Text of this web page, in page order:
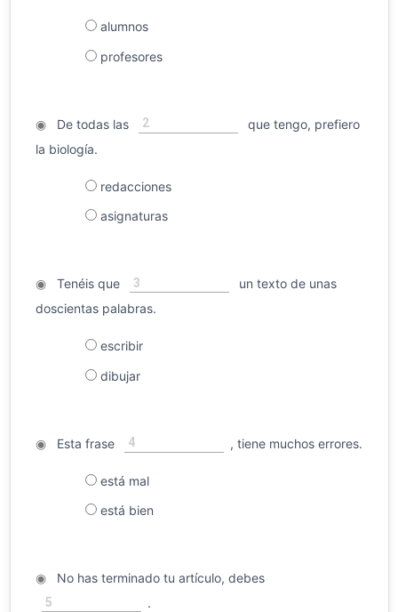
alumnos
profesores
◉De todas las 2
que tengo, prefiero
la biología.
redacciones
asignaturas
◉Tenéis que 3
un texto de unas
doscientas palabras.
escribir
dibujar
◉Esta frase 4 , tiene muchos errores.
está mal
está bien
◉No has terminado tu artículo, debes
5 .